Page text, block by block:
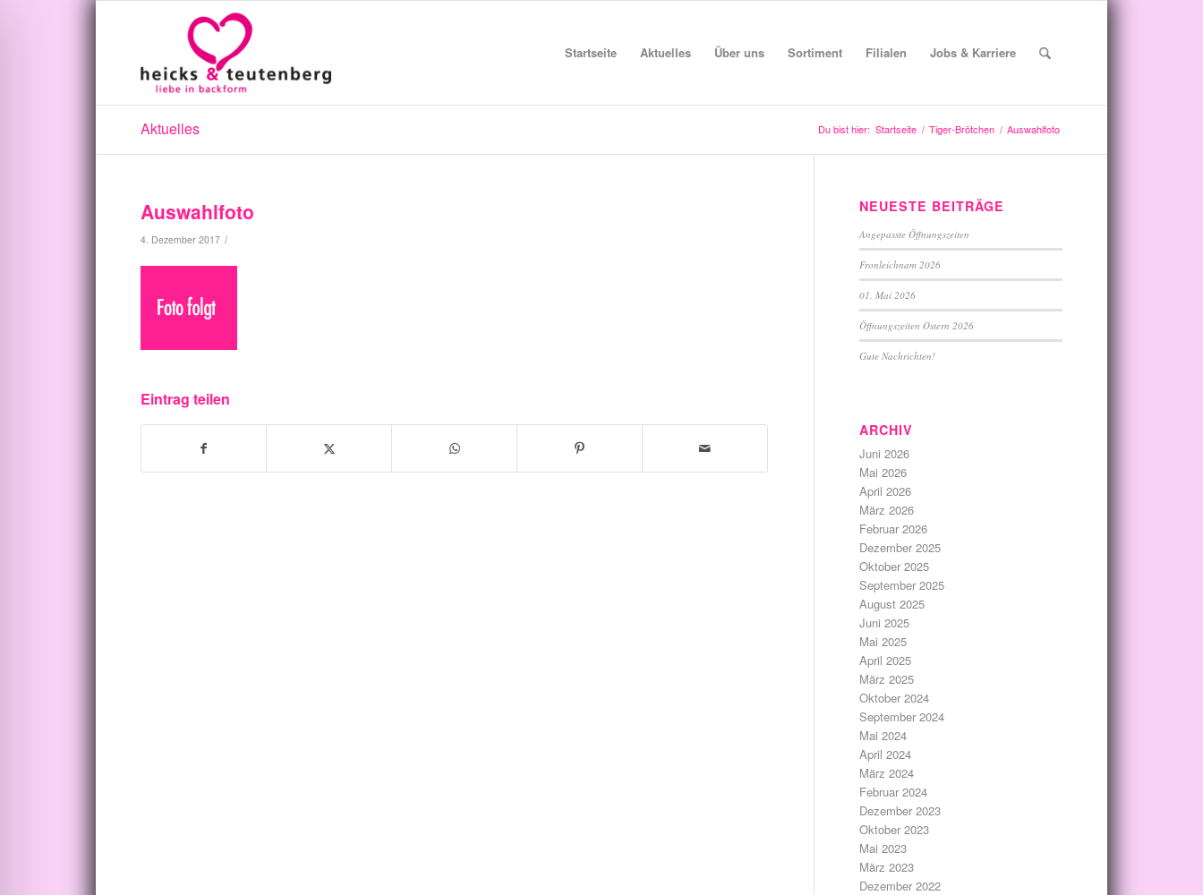
Startseite Aktuelles Über uns Sortiment Filialen Jobs & Karriere
Aktuelles Du bist hier: Startseite / Tiger-Brötchen / Auswahlfoto
Auswahlfoto
4. Dezember 2017 /
Eintrag teilen
NEUESTE BEITRÄGE
Angepasste Öffnungszeiten
Fronleichnam 2026
01. Mai 2026
Öffnungszeiten Ostern 2026
Gute Nachrichten!
ARCHIV
Juni 2026
Mai 2026
April 2026
März 2026
Februar 2026
Dezember 2025
Oktober 2025
September 2025
August 2025
Juni 2025
Mai 2025
April 2025
März 2025
Oktober 2024
September 2024
Mai 2024
April 2024
März 2024
Februar 2024
Dezember 2023
Oktober 2023
Mai 2023
März 2023
Dezember 2022